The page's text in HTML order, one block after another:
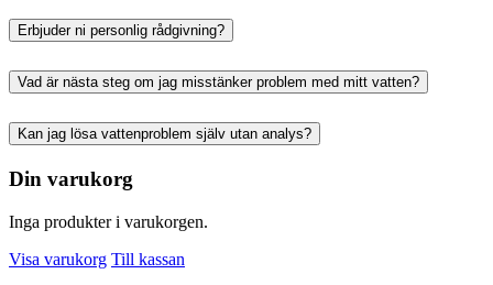
Erbjuder ni personlig rådgivning?
Vad är nästa steg om jag misstänker problem med mitt vatten?
Kan jag lösa vattenproblem själv utan analys?
Din varukorg
Inga produkter i varukorgen.
Visa varukorg Till kassan